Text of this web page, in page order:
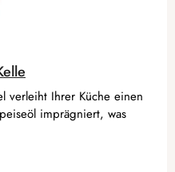
verleiht Ihrer Küche einen
imprägniert, was